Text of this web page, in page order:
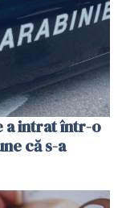
a intrat într-o
că s-a